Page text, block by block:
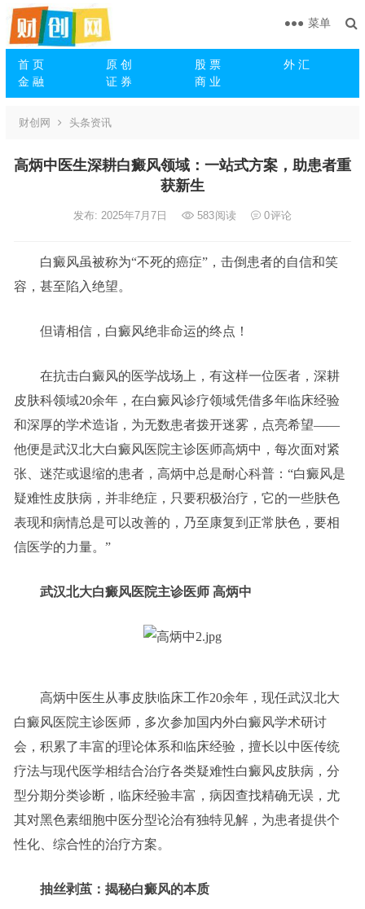
首 页 原 创 股 票
外 汇
金 融
证 券 商 业
菜单
财创网 头条资讯
高炳中医生深耕白癜风领域：一站式方案，助患者重
获新生
发布: 2025年7月7日 583阅读 0评论
白癜风虽被称为“不死的癌症”，击倒患者的自信和笑
容，甚至陷入绝望。
但请相信，白癜风绝非命运的终点！
在抗击白癜风的医学战场上，有这样一位医者，深耕
皮肤科领域20余年，在白癜风诊疗领域凭借多年临床经验
和深厚的学术造诣，为无数患者拨开迷雾，点亮希望——
他便是武汉北大白癜风医院主诊医师高炳中，每次面对紧
张、迷茫或退缩的患者，高炳中总是耐心科普：“白癜风是
疑难性皮肤病，并非绝症，只要积极治疗，它的一些肤色
表现和病情总是可以改善的，乃至康复到正常肤色，要相
信医学的力量。”
武汉北大白癜风医院主诊医师 高炳中
高炳中医生从事皮肤临床工作20余年，现任武汉北大
白癜风医院主诊医师，多次参加国内外白癜风学术研讨
会，积累了丰富的理论体系和临床经验，擅长以中医传统
疗法与现代医学相结合治疗各类疑难性白癜风皮肤病，分
型分期分类诊断，临床经验丰富，病因查找精确无误，尤
其对黑色素细胞中医分型论治有独特见解，为患者提供个
性化、综合性的治疗方案。
抽丝剥茧：揭秘白癜风的本质